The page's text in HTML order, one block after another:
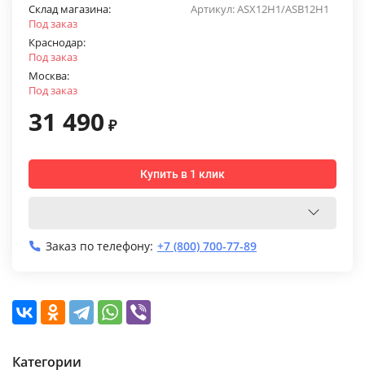
Артикул:ASX12H1/ASB12H1
Склад магазина:
Под заказ
Краснодар:
Под заказ
Москва:
Под заказ
31 490 ₽
Купить в 1 клик
Заказ по телефону: +7 (800) 700-77-89
Категории